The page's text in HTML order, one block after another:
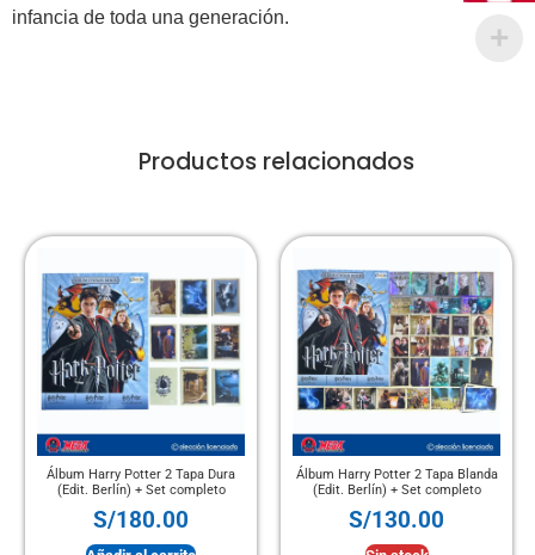
infancia de toda una generación.
Productos relacionados
Álbum Harry Potter 2 Tapa Dura
(Edit. Berlín) + Set completo
S/180.00
Álbum Harry Potter 2 Tapa Blanda
(Edit. Berlín) + Set completo
S/130.00